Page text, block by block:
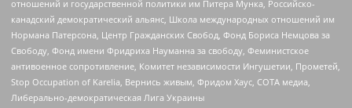
отношений и государственной политики им Питера Мунка, Российско-
канадский демократический альянс, Школа международных отношений им
Нормана Патерсона, Центр Гражданских Свобод, Фонд Бориса Немцова за
Свободу, Фонд имени Фридриха Науманна за свободу, Феминистское
антивоенное сопротивление, Комитет независимости Ингушетии, Прометей,
Stop Occupation of Karelia, Вернись живым, Фридом Хаус, СОТА медиа,
Либерально-демократическая Лига Украины